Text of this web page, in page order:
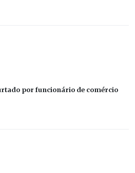
por funcionário de comércio